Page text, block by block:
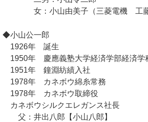
女：小山由美子（三菱電機 工藤
◆小山公一郎
1926年 誕生
1950年 慶應義塾大学経済学部経済学
1951年 鐘淵紡績入社
1978年 カネボウ綿糸常務
1978年 カネボウ取締役
カネボウシルクエレガンス社長
父：井出八郎【小山八郎】